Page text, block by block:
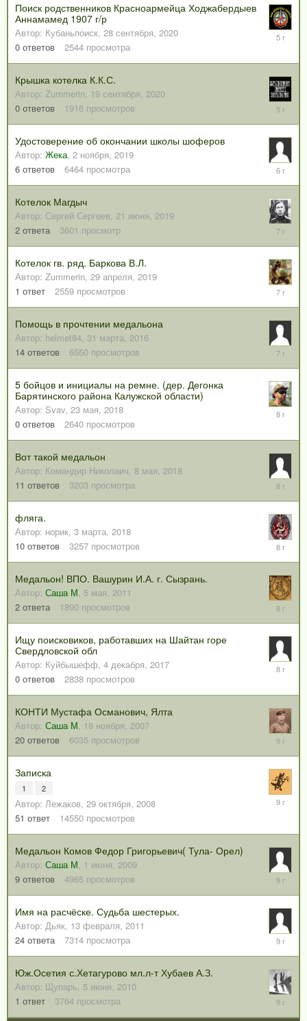
Поиск родственников Красноармейца Ходжабердыев
Аннамамед 1907 г/р
Автор: Кубаньпоиск, 28 сентября, 2020
0 ответов 2544 просмотра
28
Крышка котелка К.К.С.
Автор: Zummerin, 19 сентября, 2020
0 ответов 1916 просмотров
19
2020
Удостоверение об окончании школы шоферов
Автор: Жека, 2 ноября, 2019
6 ответов 6464 просмотра
2019
Котелок Магдыч
Автор: Сергей Сергеев, 21 июня, 2019
2 ответа 3601 просмотр
24
2019
Котелок гв. ряд. Баркова В.Л.
Автор: Zummerin, 29 апреля, 2019
1 ответ 2559 просмотров
29
2019
Помощь в прочтении медальона
Автор: helmet84, 31 марта, 2016
14 ответов 6550 просмотров
2018
5 бойцов и инициалы на ремне. (дер. Дегонка
Барятинского района Калужской области)
Автор: Svav, 23 мая, 2018
0 ответов 2640 просмотров
23
Вот такой медальон
Автор: Командир Николаич, 8 мая, 2018
11 ответов 3203 просмотра
15
2018
фляга.
Автор: норик, 3 марта, 2018
10 ответов 3257 просмотров
2018
Медальон! ВПО. Вашурин И.А. г. Сызрань.
Автор: Саша М, 5 мая, 2011
2 ответа 1890 просмотров
26
2018
Ищу поисковиков, работавших на Шайтан горе
Свердловской обл
Автор: Куйбышефф, 4 декабря, 2017
0 ответов 2838 просмотров
КОНТИ Мустафа Османович, Ялта
Автор: Саша М, 18 ноября, 2007
20 ответов 6035 просмотров
25
2017
Записка
1 2
Автор: Лежаков, 29 октября, 2008
51 ответ 14550 просмотров
28
Медальон Комов Федор Григорьевич( Тула- Орел)
Автор: Саша М, 1 июня, 2009
9 ответов 4965 просмотров
10
2017
Имя на расчёске. Судьба шестерых.
Автор: Дьяк, 13 февраля, 2011
24 ответа 7314 просмотра
2017
Юж.Осетия с.Хетагурово мл.л-т Хубаев А.З.
Автор: Щупарь, 5 июня, 2010
1 ответ 3764 просмотра
27